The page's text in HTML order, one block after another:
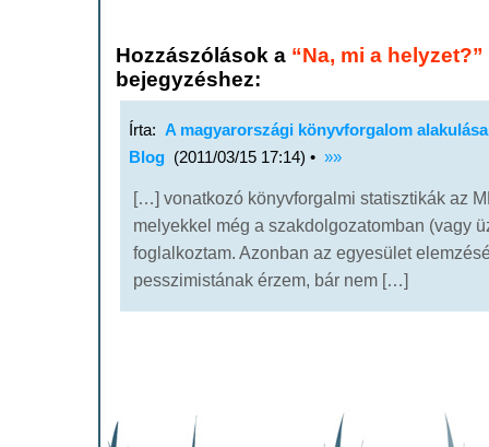
Hozzászólások a “Na, mi a helyzet?”
bejegyzéshez:
Írta: A magyarországi könyvforgalom
Blog (2011/03/15 17:14) • »»
[…] vonatkozó könyvforgalmi statisztikák az
melyekkel még a szakdolgozatomban (vagy
foglalkoztam. Azonban az egyesület
pesszimistának érzem, bár nem […]